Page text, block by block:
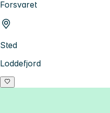
Forsvaret
Sted
Loddefjord